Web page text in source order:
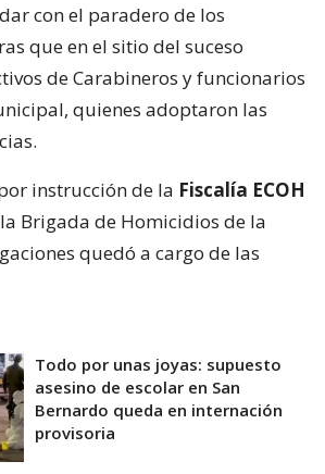
con el paradero de los
que en el sitio del suceso
de Carabineros y funcionarios
quienes adoptaron las
instrucción de la Fiscalía ECOH
Brigada de Homicidios de la
quedó a cargo de las
Todo por unas joyas: supuesto
asesino de escolar en San
Bernardo queda en internación
provisoria